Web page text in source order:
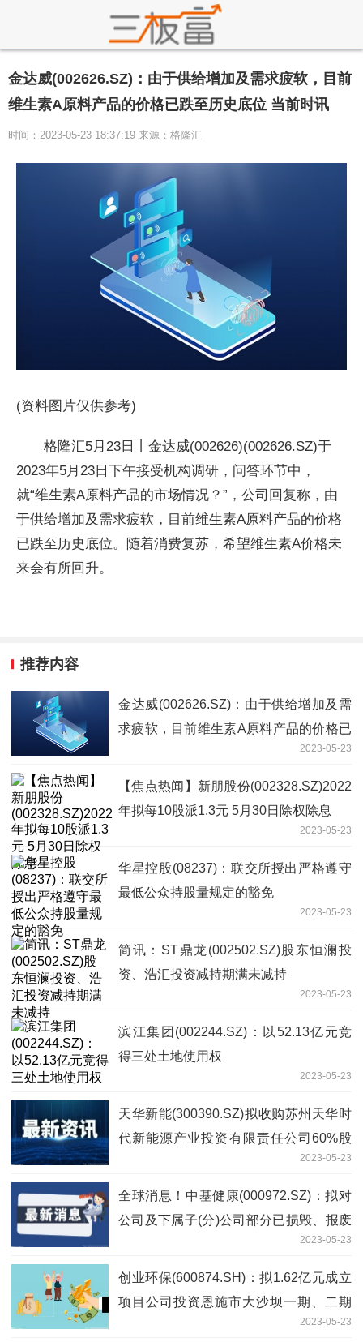
金达威(002626.SZ)：由于供给增加及需求疲软，目前
维生素A原料产品的价格已跌至历史底位 当前时讯
时间：2023-05-23 18:37:19 来源：格隆汇
(资料图片仅供参考)
格隆汇5月23日丨金达威(002626)(002626.SZ)于
2023年5月23日下午接受机构调研，问答环节中，
就“维生素A原料产品的市场情况？”，公司回复称，由
于供给增加及需求疲软，目前维生素A原料产品的价格
已跌至历史底位。随着消费复苏，希望维生素A价格未
来会有所回升。
推荐内容
金达威(002626.SZ)：由于供给增加及需
求疲软，目前维生素A原料产品的价格已
2023-05-23
【焦点热闻】新朋股份(002328.SZ)2022
年拟每10股派1.3元 5月30日除权除息
2023-05-23
华星控股(08237)：联交所授出严格遵守
最低公众持股量规定的豁免
2023-05-23
简讯：ST鼎龙(002502.SZ)股东恒澜投
资、浩汇投资减持期满未减持
2023-05-23
滨江集团(002244.SZ)：以52.13亿元竞
得三处土地使用权
2023-05-23
天华新能(300390.SZ)拟收购苏州天华时
代新能源产业投资有限责任公司60%股
2023-05-23
全球消息！中基健康(000972.SZ)：拟对
公司及下属子(分)公司部分已损毁、报废
2023-05-23
创业环保(600874.SH)：拟1.62亿元成立
项目公司投资恩施市大沙坝一期、二期
(谭家坝)污水处理厂及配套管网工程特许
2023-05-23